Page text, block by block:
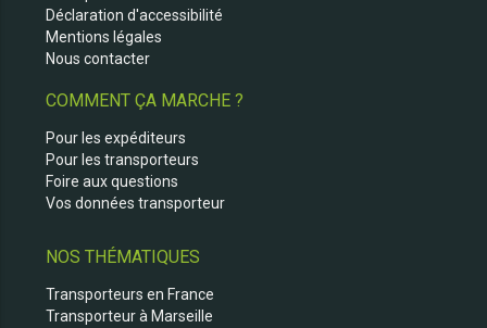
Déclaration d'accessibilité
Mentions légales
Nous contacter
COMMENT ÇA MARCHE ?
Pour les expéditeurs
Pour les transporteurs
Foire aux questions
Vos données transporteur
NOS THÉMATIQUES
Transporteurs en France
Transporteur à Marseille